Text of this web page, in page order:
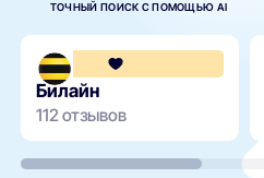
ТОЧНЫЙ ПОИСК С ПОМОЩЬЮ AI
Билайн
112 отзывов